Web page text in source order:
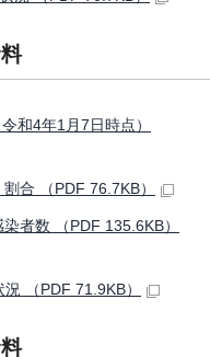
和4年1月7日時点）
合 （PDF 76.7KB）
者数 （PDF 135.6KB）
（PDF 71.9KB）